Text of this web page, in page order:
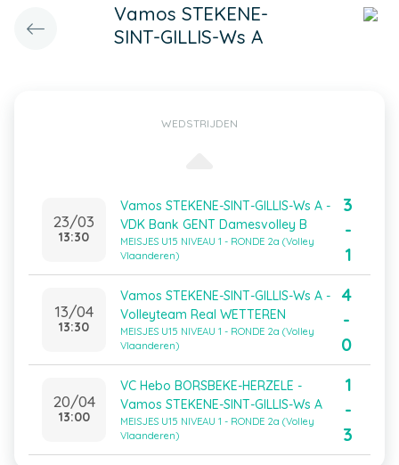
Vamos STEKENE-
SINT-GILLIS-Ws A
WEDSTRIJDEN
23/03
13:30
Vamos STEKENE-SINT-GILLIS-Ws A -
VDK Bank GENT Damesvolley B
MEISJES U15 NIVEAU 1 - RONDE 2a (Volley
Vlaanderen)
3
-
1
13/04
13:30
Vamos STEKENE-SINT-GILLIS-Ws A -
Volleyteam Real WETTEREN
MEISJES U15 NIVEAU 1 - RONDE 2a (Volley
Vlaanderen)
4
-
0
20/04
13:00
VC Hebo BORSBEKE-HERZELE -
Vamos STEKENE-SINT-GILLIS-Ws A
MEISJES U15 NIVEAU 1 - RONDE 2a (Volley
Vlaanderen)
1
-
3